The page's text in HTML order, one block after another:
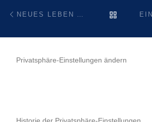
Beitragsnavigation
Privatsphäre-Einstellungen ändern